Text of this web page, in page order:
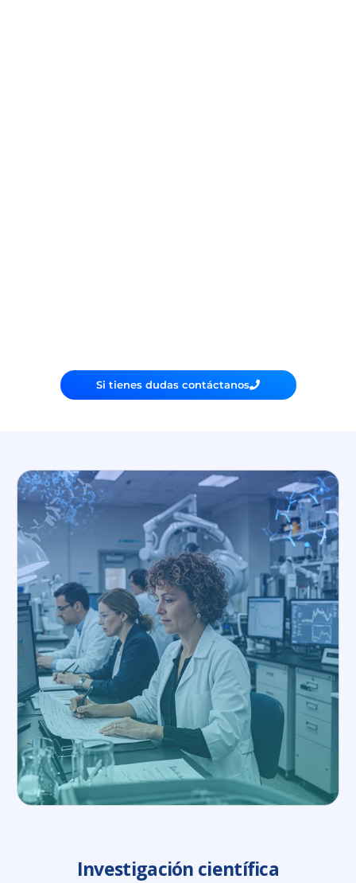
Si tienes dudas contáctanos
Investigación científica